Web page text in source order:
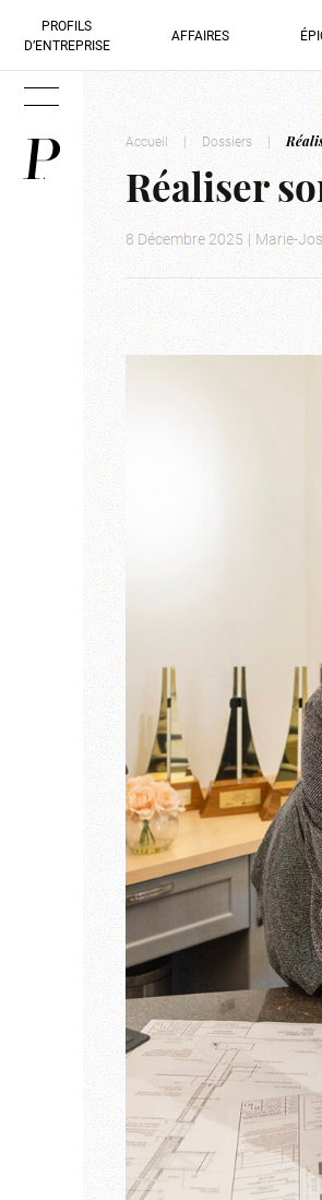
PROFILS
D’ENTREPRISE
AFFAIRES
Accueil | Dossiers |
Réaliser
8 Décembre 2025 | Marie-